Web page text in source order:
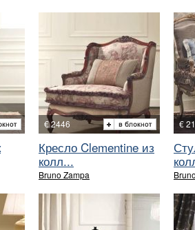
€ 2446
Кресло Clementine из
колл...
Bruno Zampa
€